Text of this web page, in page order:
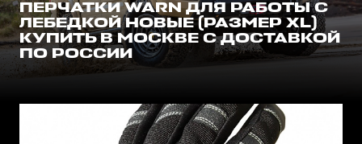
ПЕРЧАТКИ WARN ДЛЯ РАБОТЫ С
ЛЕБЕДКОЙ НОВЫЕ (РАЗМЕР XL)
КУПИТЬ В МОСКВЕ С ДОСТАВКОЙ
ПО РОССИИ